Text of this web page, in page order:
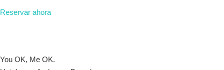
Reservar ahora
You OK, Me OK.